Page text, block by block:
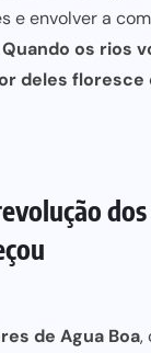
e envolver a
Quando os rios
deles floresce
de Agua Boa,